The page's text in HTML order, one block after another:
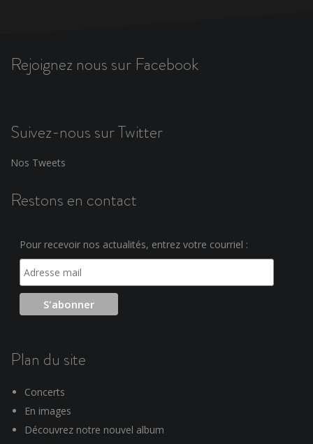
Rejoignez nous sur Facebook
Suivez-nous sur Twitter
Nos Tweets
Restons en contact
Pour recevoir nos actualités, entrez votre courriel :
Plan du site
Concerts
En images
Découvrez notre nouvel album